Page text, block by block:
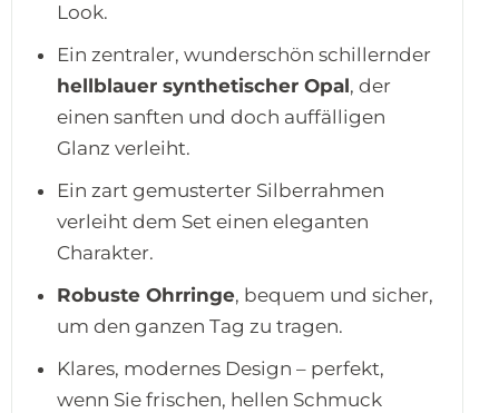
Look.
Ein zentraler, wunderschön schillernder
hellblauer synthetischer Opal, der
einen sanften und doch auffälligen
Glanz verleiht.
Ein zart gemusterter Silberrahmen
verleiht dem Set einen eleganten
Charakter.
Robuste Ohrringe, bequem und sicher,
um den ganzen Tag zu tragen.
Klares, modernes Design – perfekt,
wenn Sie frischen, hellen Schmuck